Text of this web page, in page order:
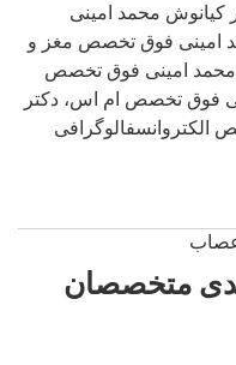
کیانوش محمد امینی
امینی فوق تخصص مغز و
محمد امینی فوق تخصص
فوق تخصص ام اس، دکتر
متخصصان